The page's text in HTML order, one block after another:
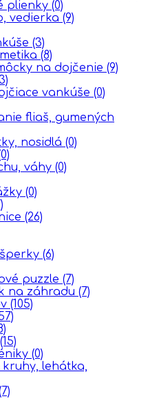
plienky (0)
vedierka (9)
(3)
(8)
na dojčenie (9)
vankúše (0)
fliaš, gumených
nosidlá (0)
váhy (0)
(0)
(26)
(6)
puzzle (7)
na záhradu (7)
(105)
(15)
(0)
lehátka,